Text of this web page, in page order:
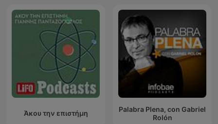
Άκου την επιστήμη
Palabra Plena, con Gabriel
Rolón